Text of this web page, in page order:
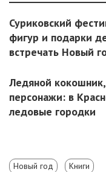
Суриковский
фигур и подарки
встречать Новый
Ледяной кокошник,
персонажи: в
ледовые городки
Новый год Книги